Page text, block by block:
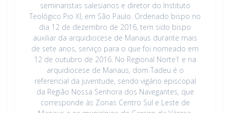
seminaristas salesianos e diretor do Instituto
Teológico Pio XI, em São Paulo. Ordenado bispo no
dia 12 de dezembro de 2016, tem sido bispo
auxiliar da arquidiocese de Manaus durante mais
de sete anos, serviço para o que foi nomeado em
12 de outubro de 2016. No Regional Norte1 e na
arquidiocese de Manaus, dom Tadeu é o
referencial da juventude, sendo vigário episcopal
da Região Nossa Senhora dos Navegantes, que
corresponde às Zonas Centro Sul e Leste de